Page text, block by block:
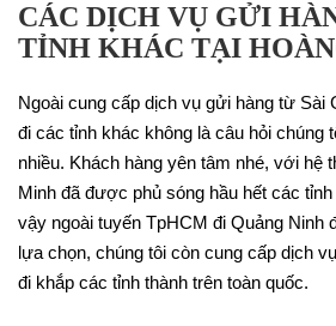
CÁC DỊCH VỤ GỬI
TỈNH KHÁC TẠI
Ngoài cung cấp dịch vụ gửi hàng từ Sài
đi các tỉnh khác không là câu hỏi chúng
nhiều. Khách hàng yên tâm nhé, với hệ
Minh đã được phủ sóng hầu hết các
vậy ngoài tuyến TpHCM đi Quảng Ninh
lựa chọn, chúng tôi còn cung cấp dịch
đi khắp các tỉnh thành trên toàn quốc.